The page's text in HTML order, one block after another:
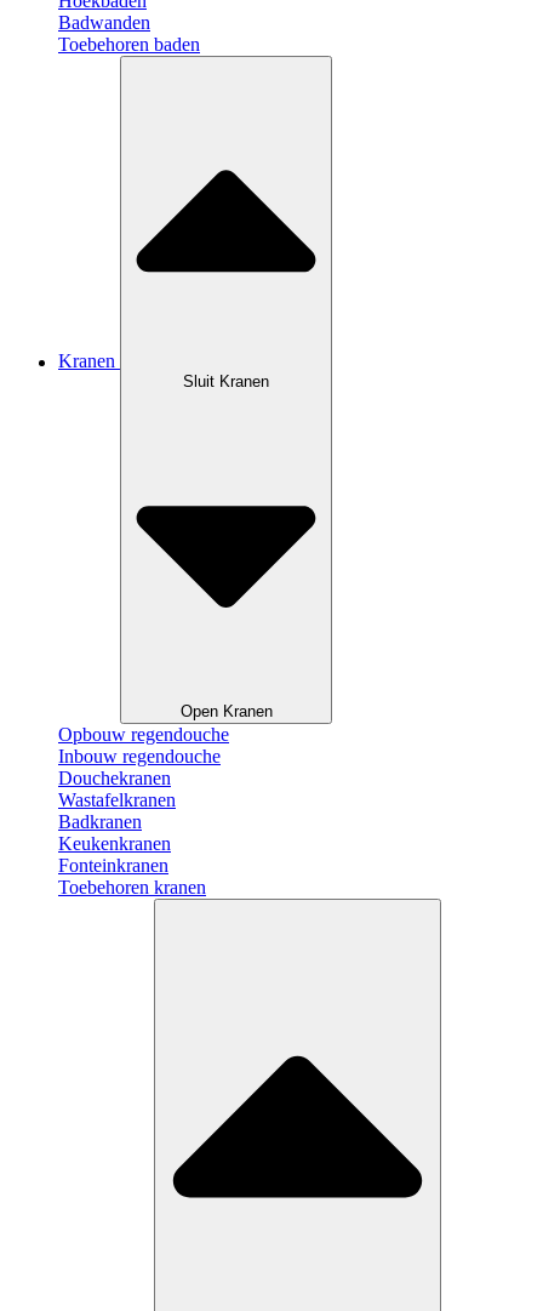
Badwanden
Toebehoren baden
Kranen
Sluit Kranen
Open Kranen
Opbouw regendouche
Inbouw regendouche
Douchekranen
Wastafelkranen
Badkranen
Keukenkranen
Fonteinkranen
Toebehoren kranen